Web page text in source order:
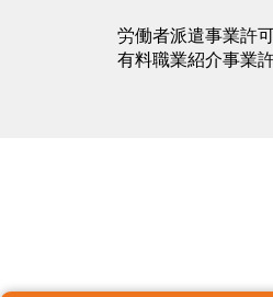
労働者派遣事業許
有料職業紹介事業